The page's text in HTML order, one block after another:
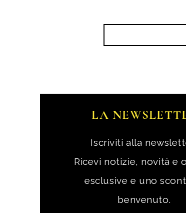
LA
Iscriviti alla
Ricevi notizie, novità e
esclusive e uno
benvenuto.